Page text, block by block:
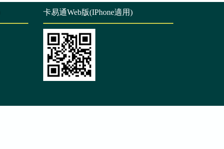
卡易通Web版(IPhone適用)